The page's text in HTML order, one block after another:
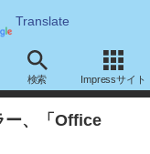
Translate
検索 Impressサイト
ー、「Office